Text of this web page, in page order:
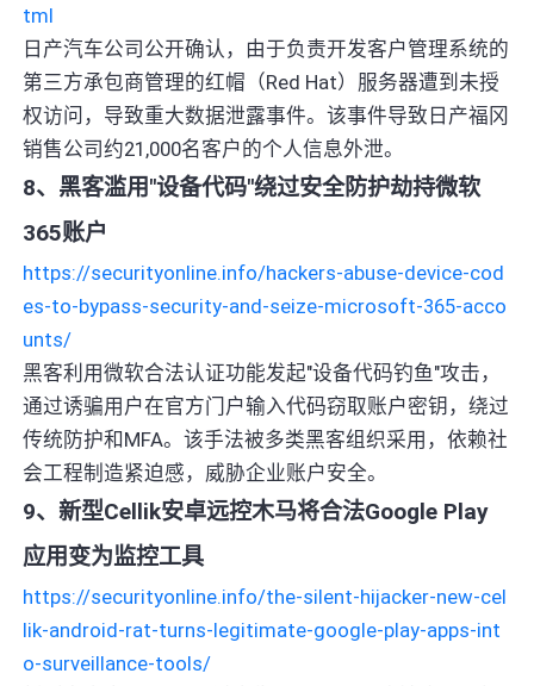
tml
日产汽车公司公开确认，由于负责开发客户管理系统的
第三方承包商管理的红帽（Red Hat）服务器遭到未授
权访问，导致重大数据泄露事件。该事件导致日产福冈
销售公司约21,000名客户的个人信息外泄。
8、黑客滥用"设备代码"绕过安全防护劫持微软
365账户
https://securityonline.info/hackers-abuse-device-cod
es-to-bypass-security-and-seize-microsoft-365-acco
unts/
黑客利用微软合法认证功能发起"设备代码钓鱼"攻击，
通过诱骗用户在官方门户输入代码窃取账户密钥，绕过
传统防护和MFA。该手法被多类黑客组织采用，依赖社
会工程制造紧迫感，威胁企业账户安全。
9、新型Cellik安卓远控木马将合法Google Play
应用变为监控工具
https://securityonline.info/the-silent-hijacker-new-cel
lik-android-rat-turns-legitimate-google-play-apps-int
o-surveillance-tools/